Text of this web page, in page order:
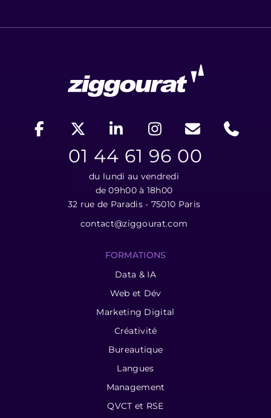
01 44 61 96 00
du lundi au vendredi
de 09h00 à 18h00
32 rue de Paradis - 75010 Paris
contact@ziggourat.com
FORMATIONS
Data & IA
Web et Dév
Marketing Digital
Créativité
Bureautique
Langues
Management
QVCT et RSE